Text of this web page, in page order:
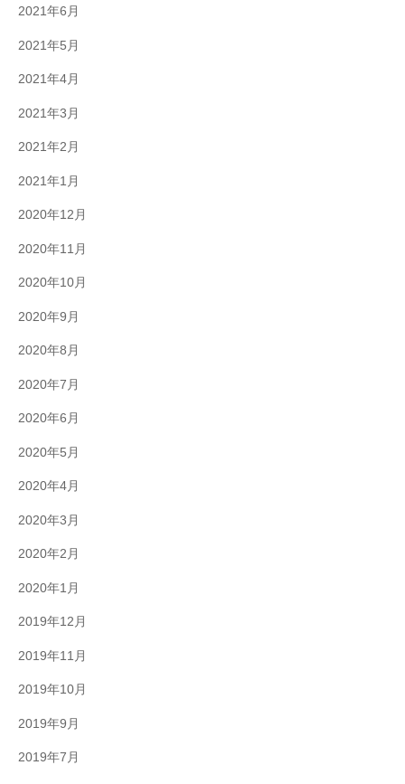
2021年6月
2021年5月
2021年4月
2021年3月
2021年2月
2021年1月
2020年12月
2020年11月
2020年10月
2020年9月
2020年8月
2020年7月
2020年6月
2020年5月
2020年4月
2020年3月
2020年2月
2020年1月
2019年12月
2019年11月
2019年10月
2019年9月
2019年7月